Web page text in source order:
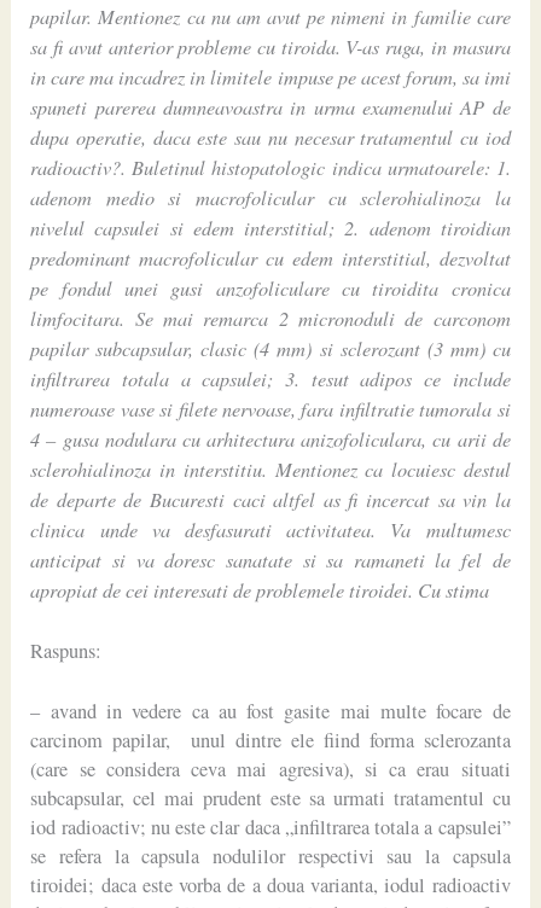
papilar. Mentionez ca nu am avut pe nimeni in familie care
sa fi avut anterior probleme cu tiroida. V-as ruga, in masura
in care ma incadrez in limitele impuse pe acest forum, sa imi
spuneti parerea dumneavoastra in urma examenului AP de
dupa operatie, daca este sau nu necesar tratamentul cu iod
radioactiv?. Buletinul histopatologic indica urmatoarele: 1.
adenom medio si macrofolicular cu sclerohialinoza la
nivelul capsulei si edem interstitial; 2. adenom tiroidian
predominant macrofolicular cu edem interstitial, dezvoltat
pe fondul unei gusi anzofoliculare cu tiroidita cronica
limfocitara. Se mai remarca 2 micronoduli de carconom
papilar subcapsular, clasic (4 mm) si sclerozant (3 mm) cu
infiltrarea totala a capsulei; 3. tesut adipos ce include
numeroase vase si filete nervoase, fara infiltratie tumorala si
4 – gusa nodulara cu arhitectura anizofoliculara, cu arii de
sclerohialinoza in interstitiu. Mentionez ca locuiesc destul
de departe de Bucuresti caci altfel as fi incercat sa vin la
clinica unde va desfasurati activitatea. Va multumesc
anticipat si va doresc sanatate si sa ramaneti la fel de
apropiat de cei interesati de problemele tiroidei. Cu stima
Raspuns:
– avand in vedere ca au fost gasite mai multe focare de
carcinom papilar, unul dintre ele fiind forma sclerozanta
(care se considera ceva mai agresiva), si ca erau situati
subcapsular, cel mai prudent este sa urmati tratamentul cu
iod radioactiv; nu este clar daca „infiltrarea totala a capsulei”
se refera la capsula nodulilor respectivi sau la capsula
tiroidei; daca este vorba de a doua varianta, iodul radioactiv